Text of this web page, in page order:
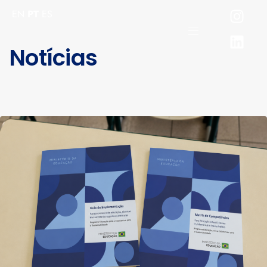
Notícias